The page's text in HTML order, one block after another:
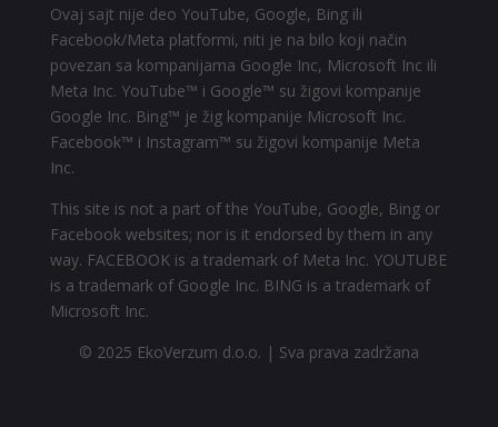
Ovaj sajt nije deo YouTube, Google, Bing ili
Facebook/Meta platformi, niti je na bilo koji način
povezan sa kompanijama Google Inc, Microsoft Inc ili
Meta Inc. YouTube™ i Google™ su žigovi kompanije
Google Inc. Bing™ je žig kompanije Microsoft Inc.
Facebook™ i Instagram™ su žigovi kompanije Meta
Inc.
This site is not a part of the YouTube, Google, Bing or
Facebook websites; nor is it endorsed by them in any
way. FACEBOOK is a trademark of Meta Inc. YOUTUBE
is a trademark of Google Inc. BING is a trademark of
Microsoft Inc.
© 2025 EkoVerzum d.o.o. | Sva prava zadržana